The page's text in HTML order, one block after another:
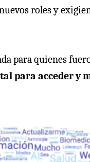
roles y
para quienes
para acceder y